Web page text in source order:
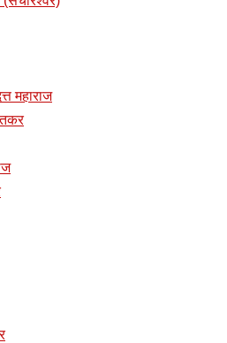
महाराज